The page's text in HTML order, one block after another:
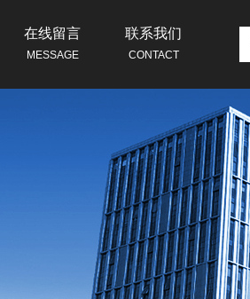
在线留言
MESSAGE
联系我们
CONTACT